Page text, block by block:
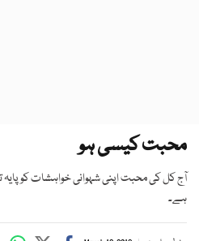
محبت کیسی ہو
آج کل کی محبت اپنی شہوانی خواہشات کو
ہے۔